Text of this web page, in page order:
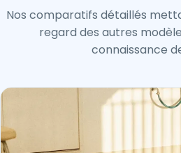
Nos comparatifs détaillés
regard des autres
connaissance